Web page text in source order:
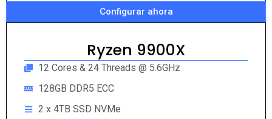
Configurar ahora
Ryzen 9900X
12 Cores & 24 Threads @ 5.6GHz
128GB DDR5 ECC
2 x 4TB SSD NVMe